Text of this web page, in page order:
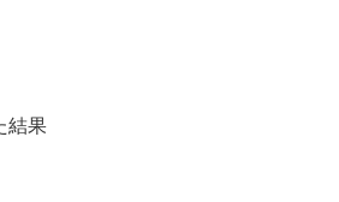
結果